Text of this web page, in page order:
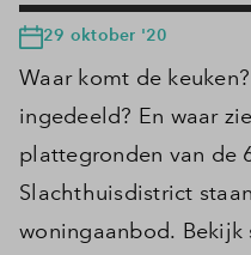
29 oktober '20
Waar komt de
ingedeeld? En waar
plattegronden van de
Slachthuisdistrict
woningaanbod.